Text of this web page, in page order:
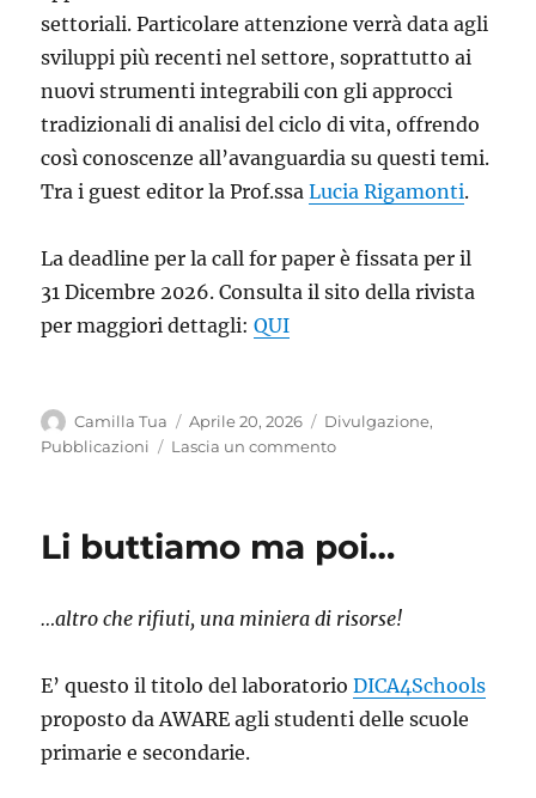
settoriali. Particolare attenzione verrà data agli
sviluppi più recenti nel settore, soprattutto ai
nuovi strumenti integrabili con gli approcci
tradizionali di analisi del ciclo di vita, offrendo
così conoscenze all’avanguardia su questi temi.
Tra i guest editor la Prof.ssaLucia Rigamonti.
La deadline per la call for paper è fissata per il
31 Dicembre 2026. Consulta il sito della rivista
per maggiori dettagli:QUI
Autore
Camilla Tua
Pubblicato
il
Aprile 20, 2026 Categorie
Divulgazione,
Pubblicazioni
Lascia un commentosu
Waste
LCT
settore
di
Li buttiamo ma poi…
…altro che rifiuti, una miniera di risorse!
E’ questo il titolo del laboratorioDICA4Schools
proposto da AWARE agli studenti delle scuole
primarie e secondarie.